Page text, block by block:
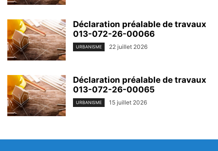
Déclaration préalable de travaux
013-072-26-00066
URBANISME 22 juillet 2026
Déclaration préalable de travaux
013-072-26-00065
URBANISME 15 juillet 2026